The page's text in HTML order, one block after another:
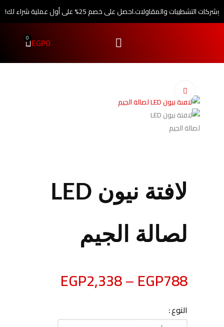
احصل على خصم 25% على أول عملية شراء لك!التشطيبات والمقاولات.
EGP0
0
لافتة نيون LED
لصالة الجيم
EGP788
–
EGP2,338
النوع